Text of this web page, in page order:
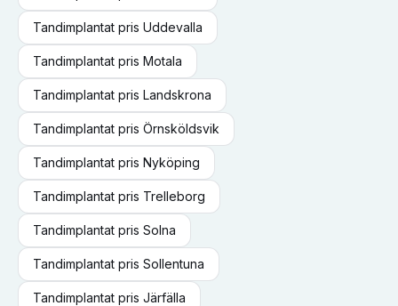
Tandimplantat pris Uddevalla
Tandimplantat pris Motala
Tandimplantat pris Landskrona
Tandimplantat pris Örnsköldsvik
Tandimplantat pris Nyköping
Tandimplantat pris Trelleborg
Tandimplantat pris Solna
Tandimplantat pris Sollentuna
Tandimplantat pris Järfälla